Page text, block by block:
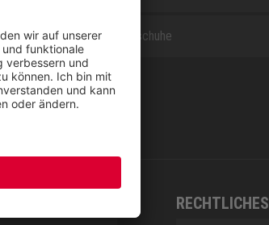
Berufsschuhe
RECHTLICHES